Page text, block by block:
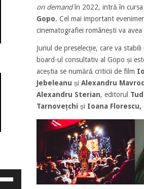
on demandîn 2022, intră în cursa
Gopo. Cel mai important
cinematografiei românești va
Juriul de preselecție, care va
board-ul consultativ al Gopo și
aceștia se numără criticii de film
Jebeleanu și Alexandru
Alexandru Sterian, editorul
Tarnovețchi și Ioana Florescu,